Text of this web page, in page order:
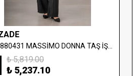
₺ 5,819.00
₺ 5,237.10